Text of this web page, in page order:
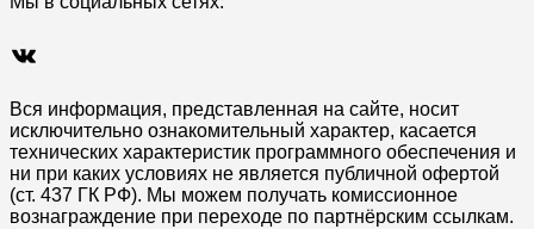
ВКонтакте
Вся информация, представленная на сайте, носит
исключительно ознакомительный характер, касается
технических характеристик программного обеспечения и
ни при каких условиях не является публичной офертой
(ст. 437 ГК РФ). Мы можем получать комиссионное
вознаграждение при переходе по партнёрским ссылкам.